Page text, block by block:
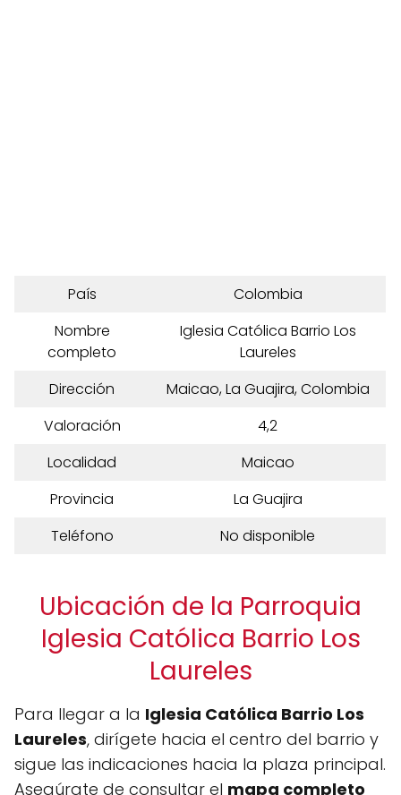
País
Colombia
Nombre
completo
Iglesia Católica Barrio Los
Laureles
Dirección
Maicao, La Guajira, Colombia
Valoración
4,2
Localidad
Maicao
Provincia
La Guajira
Teléfono
No disponible
Ubicación de la Parroquia
Iglesia Católica Barrio Los
Laureles
Para llegar a la Iglesia Católica Barrio Los
Laureles, dirígete hacia el centro del barrio y
sigue las indicaciones hacia la plaza principal.
Asegúrate de consultar el mapa completo